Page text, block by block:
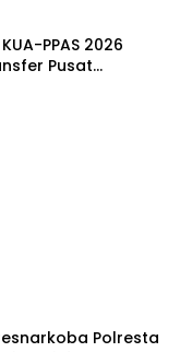
PPAS 2026
Pusat
Polresta